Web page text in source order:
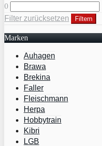
0
Filter zurücksetzen
Filtern
Marken
Auhagen
Brawa
Brekina
Faller
Fleischmann
Herpa
Hobbytrain
Kibri
LGB